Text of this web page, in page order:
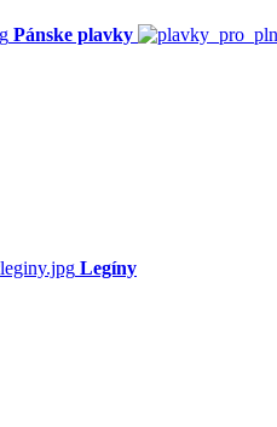
Pánske plavky
Legíny